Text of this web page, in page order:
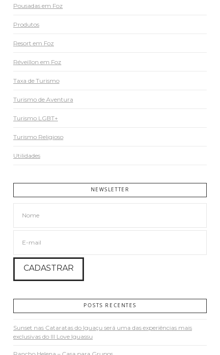
Pousadas em Foz
Produtos
Resort em Foz
Réveillon em Foz
Taxa de Turismo
Turismo de Aventura
Turismo LGBT+
Turismo Religioso
Utilidades
NEWSLETTER
POSTS RECENTES
Sunset nas Cataratas do Iguaçu será uma das experiências mais
exclusivas do III Love Iguassu